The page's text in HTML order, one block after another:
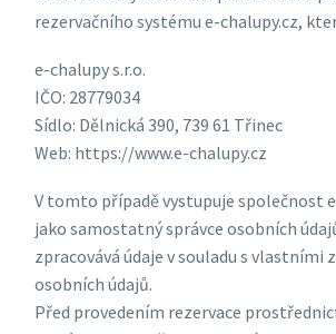
rezervačního systému e-chalupy.cz,
e-chalupy s.r.o.
IČO: 28779034
Sídlo: Dělnická 390, 739 61 Třinec
Web: https://www.e-chalupy.cz
V tomto případě vystupuje společnost
jako samostatný správce osobních
zpracovává údaje v souladu s vlastními
osobních údajů.
Před provedením rezervace